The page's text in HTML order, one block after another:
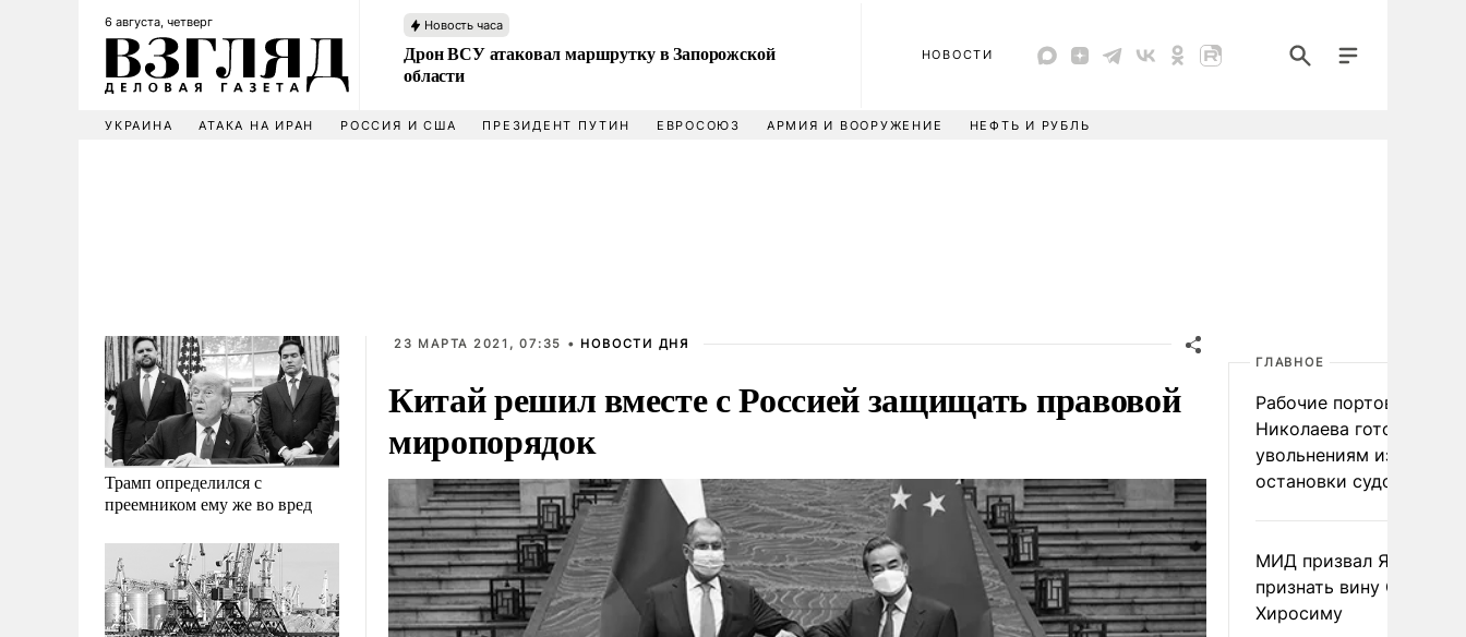
6 августа, четверг Новость часа
Дрон ВСУ атаковал маршрутку в Запорожской
области
НОВОСТИ
УКРАИНА АТАКА НА ИРАН РОССИЯ И США ПРЕЗИДЕНТ ПУТИН ЕВРОСОЮЗ АРМИЯ И ВООРУЖЕНИЕ НЕФТЬ И РУБЛЬ
Трамп определился с
преемником ему же во вред
23 МАРТА 2021, 07:35 • НОВОСТИ ДНЯ
Китай решил вместе с Россией защищать правовой
миропорядок
ГЛАВНОЕ
Рабочие портов
Николаева готовятся к
увольнениям из-за
остановки судоходства
МИД призвал Японию
признать вину США за
Хиросиму